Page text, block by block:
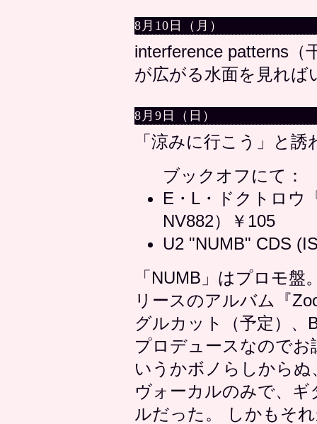
8月10日（月）
interference patterns（
が広がる水面を見れば
8月9日（日）
「涼みに行こう」と
ブックオフにて：
E・L・ドクトロウ
NV882）￥105
U2 "NUMB" CDS
「NUMB」はプロモ
リースのアルバム『
グルカット（予定）、
プロデュースなので
いうかボノらしから
ヴォーカルのみで、ギ
ルだった。 しかもそ